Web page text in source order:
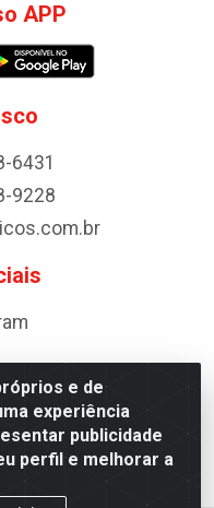
e de
experiência
publicidade
perfil e melhorar a
APP
6431
9228
LTDA - BA-052,
000 - CNPJ
75